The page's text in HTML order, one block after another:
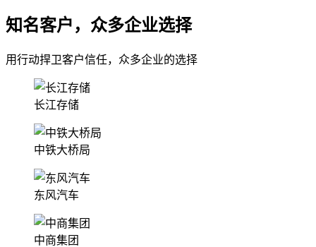
知名客户，众多企业选择
用行动捍卫客户信任，众多企业的选择
长江存储
中铁大桥局
东风汽车
中商集团